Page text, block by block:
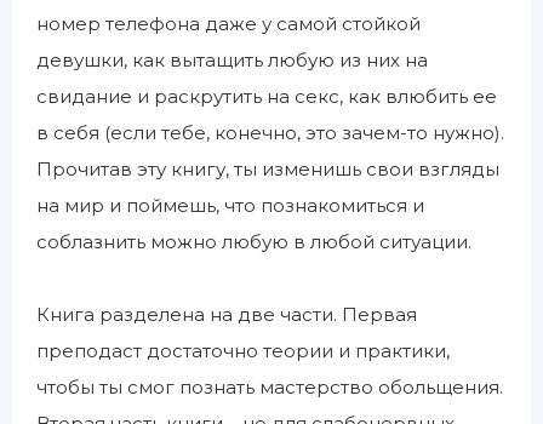
номер телефона даже у самой стойкой
девушки, как вытащить любую из них на
свидание и раскрутить на секс, как влюбить ее
в себя (если тебе, конечно, это зачем-то нужно).
Прочитав эту книгу, ты изменишь свои взгляды
на мир и поймешь, что познакомиться и
соблазнить можно любую в любой ситуации.
Книга разделена на две части. Первая
преподаст достаточно теории и практики,
чтобы ты смог познать мастерство обольщения.